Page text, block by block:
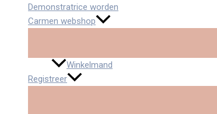
Demonstratrice worden
Carmen webshop
Winkelmand
Registreer